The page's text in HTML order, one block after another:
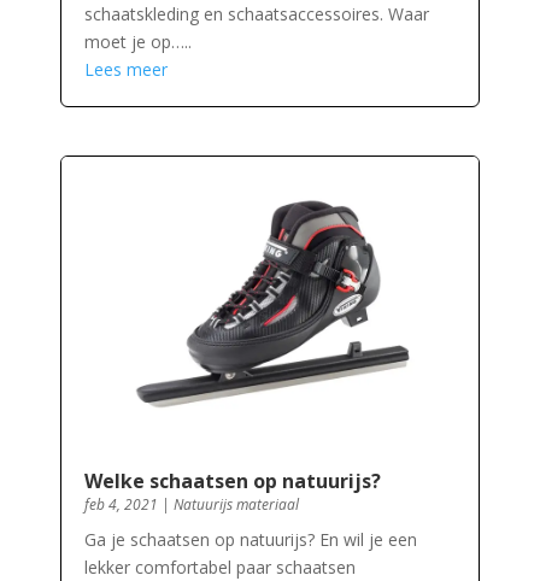
schaatskleding en schaatsaccessoires. Waar
moet je op…..
Lees meer
Welke schaatsen op natuurijs?
feb 4, 2021 | Natuurijs materiaal
Ga je schaatsen op natuurijs? En wil je een
lekker comfortabel paar schaatsen